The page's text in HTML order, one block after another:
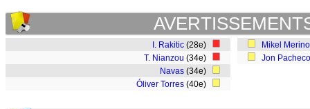
I. Rakitic (28e)
T. Nianzou (34e)
Navas (34e)
Óliver Torres (40e)
Mikel Merino
Jon Pacheco